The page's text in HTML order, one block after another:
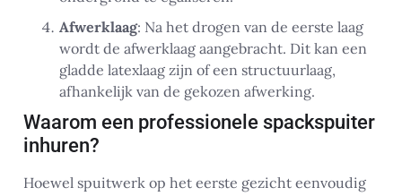
Afwerklaag: Na het drogen van de eerste laag
wordt de afwerklaag aangebracht. Dit kan een
gladde latexlaag zijn of een structuurlaag,
afhankelijk van de gekozen afwerking.
Waarom een professionele spackspuiter
inhuren?
Hoewel spuitwerk op het eerste gezicht eenvoudig